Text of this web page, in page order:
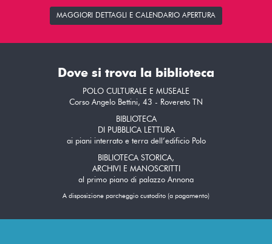
MAGGIORI DETTAGLI E CALENDARIO APERTURA
Dove si trova la biblioteca
POLO CULTURALE E MUSEALE
Corso Angelo Bettini, 43 - Rovereto TN
BIBLIOTECA
DI PUBBLICA LETTURA
ai piani interrato e terra dell’edificio Polo
BIBLIOTECA STORICA,
ARCHIVI E MANOSCRITTI
al primo piano di palazzo Annona
A disposizione parcheggio custodito (a pagamento)